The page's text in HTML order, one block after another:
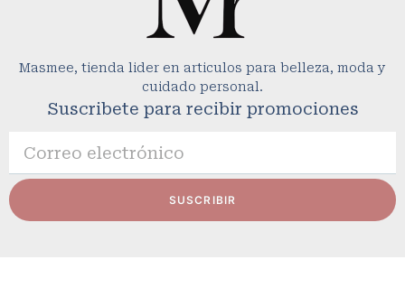
Masmee, tienda lider en articulos para belleza, moda y
cuidado personal.
Suscribete para recibir promociones
SUSCRIBIR